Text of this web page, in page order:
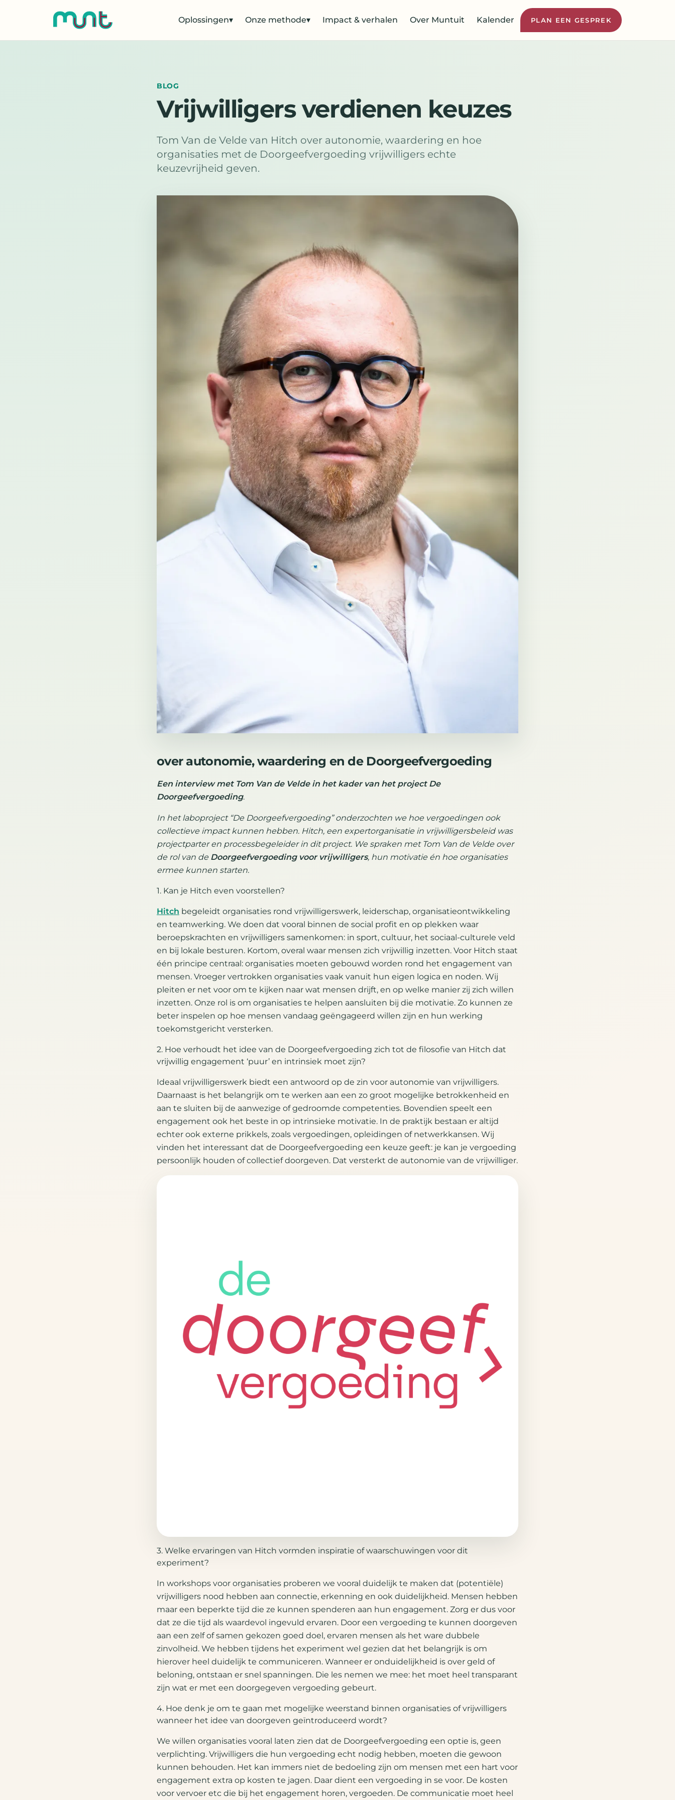
Oplossingen▾ Onze methode▾ Impact & verhalen Over Muntuit Kalender PLAN EEN GESPREK
BLOG
Vrijwilligers verdienen keuzes
Tom Van de Velde van Hitch over autonomie, waardering en hoe
organisaties met de Doorgeefvergoeding vrijwilligers echte
keuzevrijheid geven.
over autonomie, waardering en de Doorgeefvergoeding
Een interview met Tom Van de Velde in het kader van het project De
Doorgeefvergoeding.
In het laboproject “De Doorgeefvergoeding” onderzochten we hoe vergoedingen ook
collectieve impact kunnen hebben. Hitch, een expertorganisatie in vrijwilligersbeleid was
projectparter en processbegeleider in dit project. We spraken met Tom Van de Velde over
de rol van de Doorgeefvergoeding voor vrijwilligers, hun motivatie én hoe organisaties
ermee kunnen starten.
1. Kan je Hitch even voorstellen?
Hitch begeleidt organisaties rond vrijwilligerswerk, leiderschap, organisatieontwikkeling
en teamwerking. We doen dat vooral binnen de social profit en op plekken waar
beroepskrachten en vrijwilligers samenkomen: in sport, cultuur, het sociaal-culturele veld
en bij lokale besturen. Kortom, overal waar mensen zich vrijwillig inzetten. Voor Hitch staat
één principe centraal: organisaties moeten gebouwd worden rond het engagement van
mensen. Vroeger vertrokken organisaties vaak vanuit hun eigen logica en noden. Wij
pleiten er net voor om te kijken naar wat mensen drijft, en op welke manier zij zich willen
inzetten. Onze rol is om organisaties te helpen aansluiten bij die motivatie. Zo kunnen ze
beter inspelen op hoe mensen vandaag geëngageerd willen zijn en hun werking
toekomstgericht versterken.
2. Hoe verhoudt het idee van de Doorgeefvergoeding zich tot de filosofie van Hitch dat
vrijwillig engagement ‘puur’ en intrinsiek moet zijn?
Ideaal vrijwilligerswerk biedt een antwoord op de zin voor autonomie van vrijwilligers.
Daarnaast is het belangrijk om te werken aan een zo groot mogelijke betrokkenheid en
aan te sluiten bij de aanwezige of gedroomde competenties. Bovendien speelt een
engagement ook het beste in op intrinsieke motivatie. In de praktijk bestaan er altijd
echter ook externe prikkels, zoals vergoedingen, opleidingen of netwerkkansen. Wij
vinden het interessant dat de Doorgeefvergoeding een keuze geeft: je kan je vergoeding
persoonlijk houden of collectief doorgeven. Dat versterkt de autonomie van de vrijwilliger.
3. Welke ervaringen van Hitch vormden inspiratie of waarschuwingen voor dit
experiment?
In workshops voor organisaties proberen we vooral duidelijk te maken dat (potentiële)
vrijwilligers nood hebben aan connectie, erkenning en ook duidelijkheid. Mensen hebben
maar een beperkte tijd die ze kunnen spenderen aan hun engagement. Zorg er dus voor
dat ze die tijd als waardevol ingevuld ervaren. Door een vergoeding te kunnen doorgeven
aan een zelf of samen gekozen goed doel, ervaren mensen als het ware dubbele
zinvolheid. We hebben tijdens het experiment wel gezien dat het belangrijk is om
hierover heel duidelijk te communiceren. Wanneer er onduidelijkheid is over geld of
beloning, ontstaan er snel spanningen. Die les nemen we mee: het moet heel transparant
zijn wat er met een doorgegeven vergoeding gebeurt.
4. Hoe denk je om te gaan met mogelijke weerstand binnen organisaties of vrijwilligers
wanneer het idee van doorgeven geïntroduceerd wordt?
We willen organisaties vooral laten zien dat de Doorgeefvergoeding een optie is, geen
verplichting. Vrijwilligers die hun vergoeding echt nodig hebben, moeten die gewoon
kunnen behouden. Het kan immers niet de bedoeling zijn om mensen met een hart voor
engagement extra op kosten te jagen. Daar dient een vergoeding in se voor. De kosten
voor vervoer etc die bij het engagement horen, vergoeden. De communicatie moet heel